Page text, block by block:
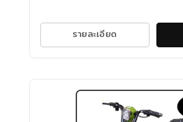
รายละเอียด